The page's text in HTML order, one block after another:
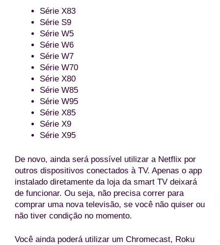
Série X83
Série S9
Série W5
Série W6
Série W7
Série W70
Série X80
Série W85
Série W95
Série X85
Série X9
Série X95
De novo, ainda será possível utilizar a Netflix por
outros dispositivos conectados à TV. Apenas o app
instalado diretamente da loja da smart TV deixará
de funcionar. Ou seja, não precisa correr para
comprar uma nova televisão, se você não quiser ou
não tiver condição no momento.
Você ainda poderá utilizar um Chromecast, Roku